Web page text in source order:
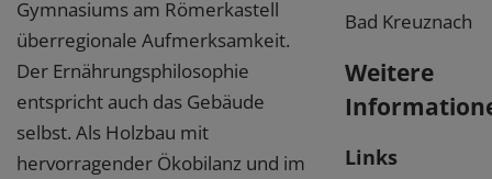
Gymnasiums am Römerkastell
überregionale Aufmerksamkeit.
Der Ernährungsphilosophie
entspricht auch das Gebäude
selbst. Als Holzbau mit
hervorragender Ökobilanz und im
Bad Kreuznach
Weitere
Links